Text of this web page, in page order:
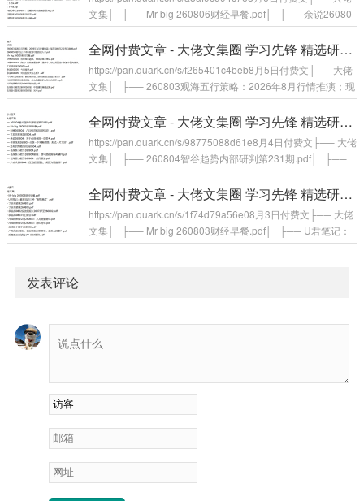
期货，用意是什么？.pdf├── 卢克文青云读书会260807：大
博弈的21世纪延续——伊...
文集│ ├── Mr big 260806财经早餐.pdf│ ├── 余说26080
6今日骨评.pdf│ ├── 余说260806：关于做T.pdf│ ├── 作
家张原260805：两万亿是个什么概念？.pdf│ ├── 冷局的策全网付费文章 - 大佬文集圈 学习先锋 精选研报 8月5日更新
https://pan.quark.cn/s/f265401c4beb8月5日付费文├── 大佬
文集│ ├── 260803观海五行策略：2026年8月行情推演；现
在到明年2月每月胀蝶.pdf│ ├── 260805U君笔记：10条准
到可怕的识人术.pdf│ ├── Mr big 260805财经早餐.pdf│ ├
── M博260804：科技骨在磨底，但底部基本确认.pdf│&nb...
全网付费文章 - 大佬文集圈 学习先锋 精选研报 8月4日更新
https://pan.quark.cn/s/98775088d61e8月4日付费文├── 大佬
文集│ ├── 260804智谷趋势内部研判第231期.pdf│ ├──
Mr big 260804财经早餐.pdf│ ├── M博260804：八月经济和
投资综述！.pdf│ ├── 丁辰灵星球260804.pdf│ ├── 余说2全网付费文章 - 大佬文集圈 学习先锋 精选研报 8月3日更新
https://pan.quark.cn/s/1f74d79a56e08月3日付费文├── 大佬
文集│ ├── Mr big 260803财经早餐.pdf│ ├── U君笔记：
最常见的三种“废物测试”.pdf│ ├── 丁辰灵星球260801.pdf│
发表评论